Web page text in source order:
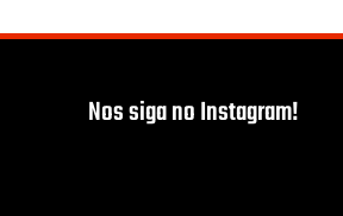
Nos siga no Instagram!